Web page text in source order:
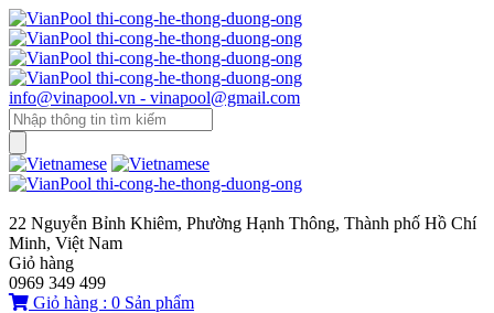
info@vinapool.vn - vinapool@gmail.com
22 Nguyễn Bỉnh Khiêm, Phường Hạnh Thông, Thành phố Hồ Chí
Minh, Việt Nam
Giỏ hàng
0969 349 499
Giỏ hàng : 0 Sản phẩm